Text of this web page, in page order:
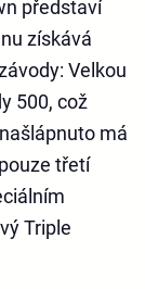
představí
získává
Velkou
500, což
má
třetí
Triple